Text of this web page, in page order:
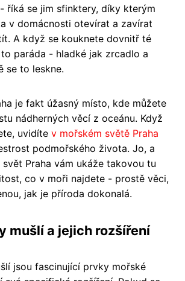
říká se jim sfinktery, díky kterým
v domácnosti otevírat a zavírat
A když se kouknete dovnitř té
paráda - hladké jak zrcadlo a
se to leskne.
je fakt úžasný místo, kde můžete
nádherných věcí z oceánu. Když
uvidíte v mořském světě Praha
podmořského života. Jo, a
Praha vám ukáže takovou tu
co v moři najdete - prostě věci,
jak je příroda dokonalá.
mušlí a jejich rozšíření
jsou fascinující prvky mořské